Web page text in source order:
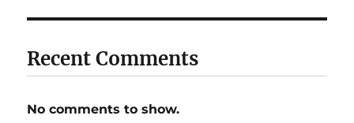
Recent Comments
No comments to show.